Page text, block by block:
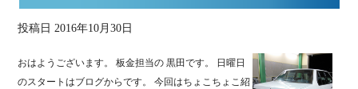
投稿日 2016年10月30日
おはようございます。 板金担当の 黒田です。 日曜日
のスタートはブログからです。 今回はちょこちょこ紹